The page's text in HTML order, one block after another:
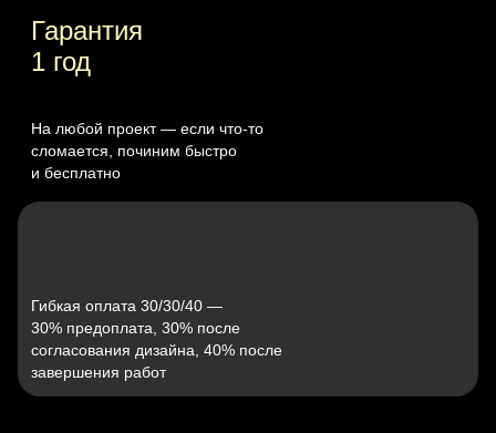
Гарантия
1 год
На любой проект — если что‑то
сломается, починим быстро
и бесплатно
Гибкая оплата 30/30/40 —
30% предоплата, 30% после
согласования дизайна, 40% после
завершения работ